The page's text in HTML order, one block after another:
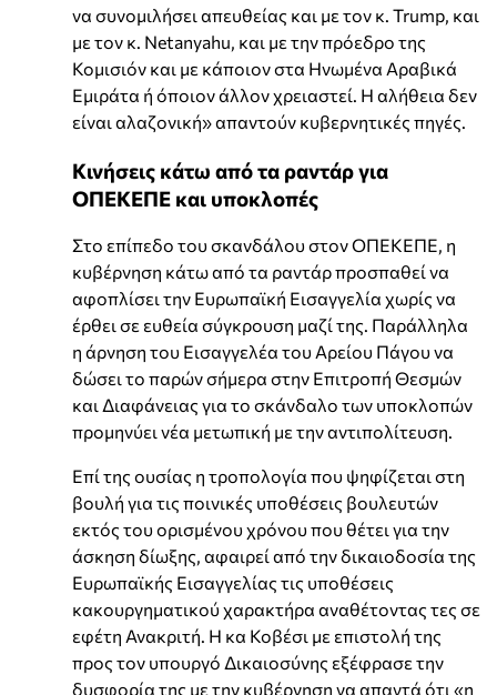
να συνομιλήσει απευθείας και με τον κ. Trump, και
με τον κ. Netanyahu, και με την πρόεδρο της
Κομισιόν και με κάποιον στα Ηνωμένα Αραβικά
Εμιράτα ή όποιον άλλον χρειαστεί. Η αλήθεια δεν
είναι αλαζονική» απαντούν κυβερνητικές πηγές.
Κινήσεις κάτω από τα ραντάρ για
ΟΠΕΚΕΠΕ και υποκλοπές
Στο επίπεδο του σκανδάλου στον ΟΠΕΚΕΠΕ, η
κυβέρνηση κάτω από τα ραντάρ προσπαθεί να
αφοπλίσει την Ευρωπαϊκή Εισαγγελία χωρίς να
έρθει σε ευθεία σύγκρουση μαζί της. Παράλληλα
η άρνηση του Εισαγγελέα του Αρείου Πάγου να
δώσει το παρών σήμερα στην Επιτροπή Θεσμών
και Διαφάνειας για το σκάνδαλο των υποκλοπών
προμηνύει νέα μετωπική με την αντιπολίτευση.
Επί της ουσίας η τροπολογία που ψηφίζεται στη
βουλή για τις ποινικές υποθέσεις βουλευτών
εκτός του ορισμένου χρόνου που θέτει για την
άσκηση δίωξης, αφαιρεί από την δικαιοδοσία της
Ευρωπαϊκής Εισαγγελίας τις υποθέσεις
κακουργηματικού χαρακτήρα αναθέτοντας τες σε
εφέτη Ανακριτή. Η κα Κοβέσι με επιστολή της
προς τον υπουργό Δικαιοσύνης εξέφρασε την
δυσφορία της με την κυβέρνηση να απαντά ότι «η